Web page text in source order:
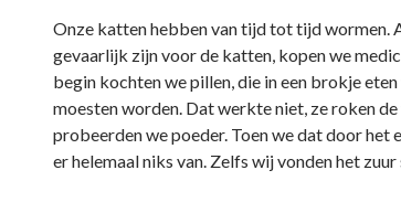
Onze katten hebben van tijd tot tijd wormen.
gevaarlijk zijn voor de katten, kopen we
begin kochten we pillen, die in een brokje
moesten worden. Dat werkte niet, ze roken
probeerden we poeder. Toen we dat door het
er helemaal niks van. Zelfs wij vonden het